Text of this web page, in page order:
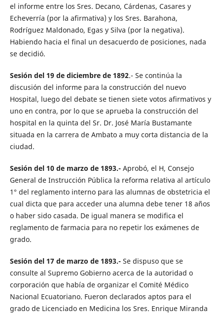
el informe entre los Sres. Decano, Cárdenas, Casares y
Echeverría (por la afirmativa) y los Sres. Barahona,
Rodríguez Maldonado, Egas y Silva (por la negativa).
Habiendo hacia el final un desacuerdo de posiciones, nada
se decidió.
Sesión del 19 de diciembre de 1892.- Se continúa la
discusión del informe para la construcción del nuevo
Hospital, luego del debate se tienen siete votos afirmativos y
uno en contra, por lo que se aprueba la construcción del
hospital en la quinta del Sr. Dr. José María Bustamante
situada en la carrera de Ambato a muy corta distancia de la
ciudad.
Sesión del 10 de marzo de 1893.- Aprobó, el H, Consejo
General de Instrucción Pública la reforma relativa al artículo
1° del reglamento interno para las alumnas de obstetricia el
cual dicta que para acceder una alumna debe tener 18 años
o haber sido casada. De igual manera se modifica el
reglamento de farmacia para no repetir los exámenes de
grado.
Sesión del 17 de marzo de 1893.- Se dispuso que se
consulte al Supremo Gobierno acerca de la autoridad o
corporación que había de organizar el Comité Médico
Nacional Ecuatoriano. Fueron declarados aptos para el
grado de Licenciado en Medicina los Sres. Enrique Miranda